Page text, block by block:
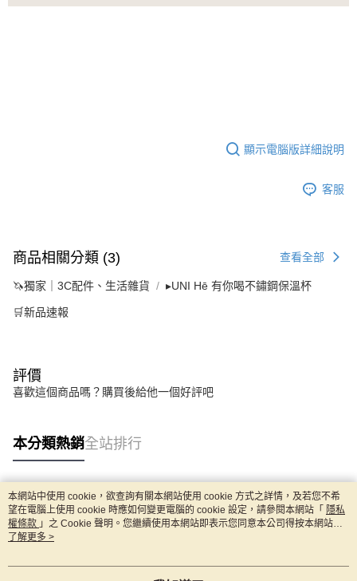
顯示電腦版詳細說明
客服
商品相關分類 (3) 查看全部
🦄獨家｜3C配件、生活雜貨 ▸UNI Hē 有你喝不鏽鋼保溫杯
🛒新品速報
評價
喜歡這個商品嗎？購買後給他一個好評吧
本分類熱銷全站排行
熱門標籤
本網站中使用 cookie，欲查詢有關本網站使用 cookie 方式之詳情，及若您不希
望在電腦上使用 cookie 時應如何變更電腦的 cookie 設定，請參閱本網站「 隱私
權條款 」之 Cookie 聲明。您繼續使用本網站即表示您同意本公司得按本網站使
用條款之 Cookie 聲明使用 cookie。
了解更多 >